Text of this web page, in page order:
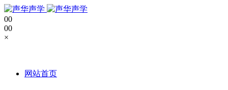
00
00
×
网站首页